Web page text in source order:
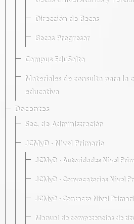
Dirección de Becas
Becas Progresar
Campus EduSalta
Materiales de consulta para la
educativa
Docentes
Sec. de Administración
JCMyD · Nivel Primario
JCMyD · Autoridades Nivel
JCMyD · Convocatorias Nivel
JCMyD · Contacto Nivel
Manual de competencias de